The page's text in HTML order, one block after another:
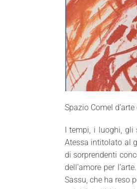
Spazio Comel
I tempi, i luoghi, gli
Atessa intitolato al
di sorprendenti
dell’amore per
Sassu, che ha reso